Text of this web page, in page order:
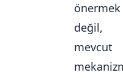
önermek
değil,
mevcut